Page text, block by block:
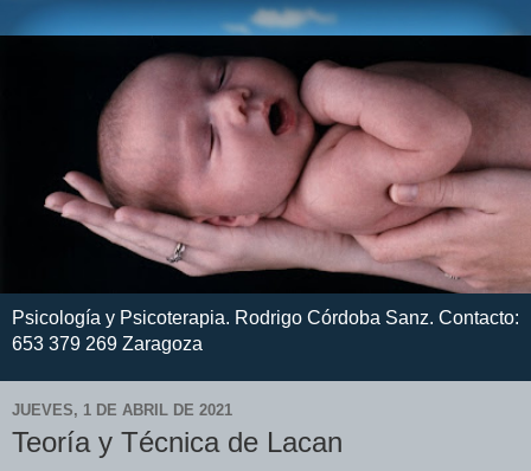
Psicología y Psicoterapia. Rodrigo Córdoba Sanz. Contacto:
653 379 269 Zaragoza
JUEVES, 1 DE ABRIL DE 2021
Teoría y Técnica de Lacan